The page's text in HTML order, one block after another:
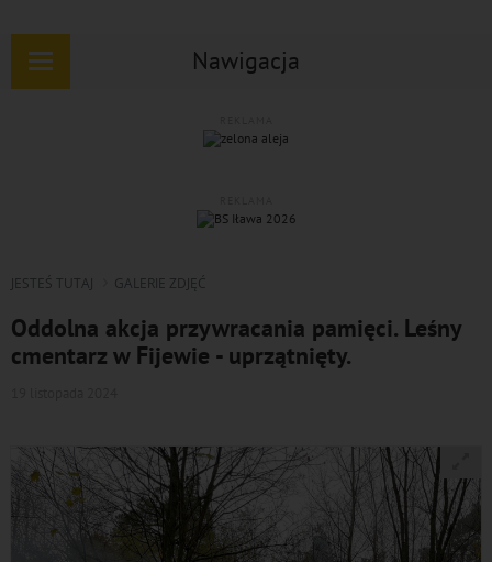
Nawigacja
Rozwiń
JESTEŚ TUTAJ GALERIE ZDJĘĆ
Oddolna akcja przywracania pamięci. Leśny
cmentarz w Fijewie - uprzątnięty.